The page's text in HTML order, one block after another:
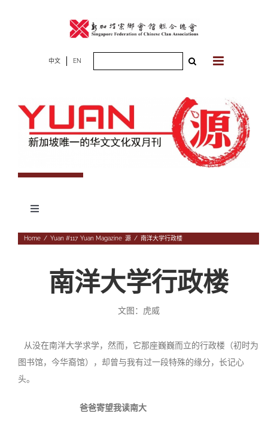
中文 EN
Toggle
专题
文学
往期杂志
179期
编委会
{username} | 退出
Home / Yuan #117, Yuan Magazine, 源 / 南洋大学行政楼
南洋大学行政楼
文图：虎威
从没在南洋大学求学，然而，它那座巍巍而立的行政楼（初时为
图书馆，今华裔馆），却曾与我有过一段特殊的缘分，长记心
头。
爸爸寄望我读南大